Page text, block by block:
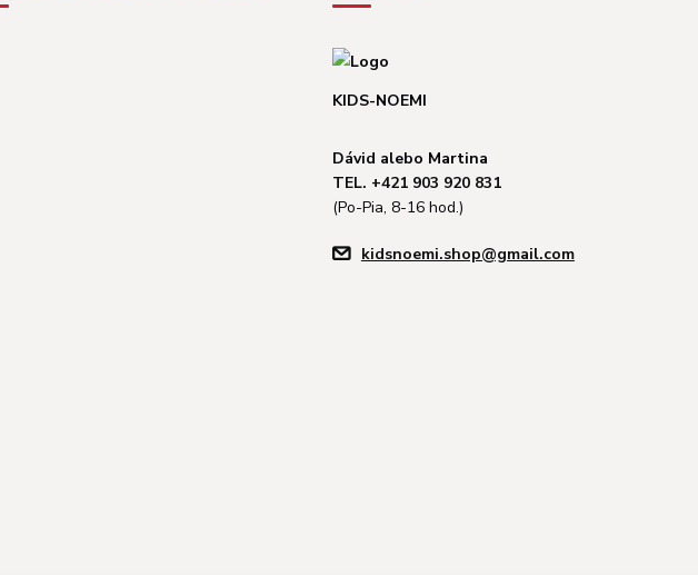
KIDS-NOEMI
Dávid alebo Martina
TEL. +421 903 920 831
(Po-Pia, 8-16 hod.)
kidsnoemi.shop@gmail.com